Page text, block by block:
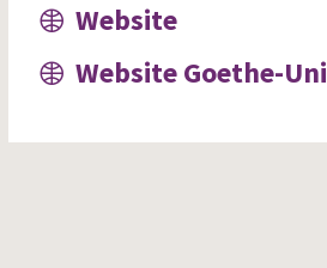
Website
Website Goethe-Uni